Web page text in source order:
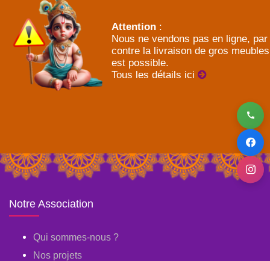
Attention :
Nous ne vendons pas en ligne, par
contre la livraison de gros meubles
est possible.
Tous les détails ici
Notre Association
Qui sommes-nous ?
Nos projets